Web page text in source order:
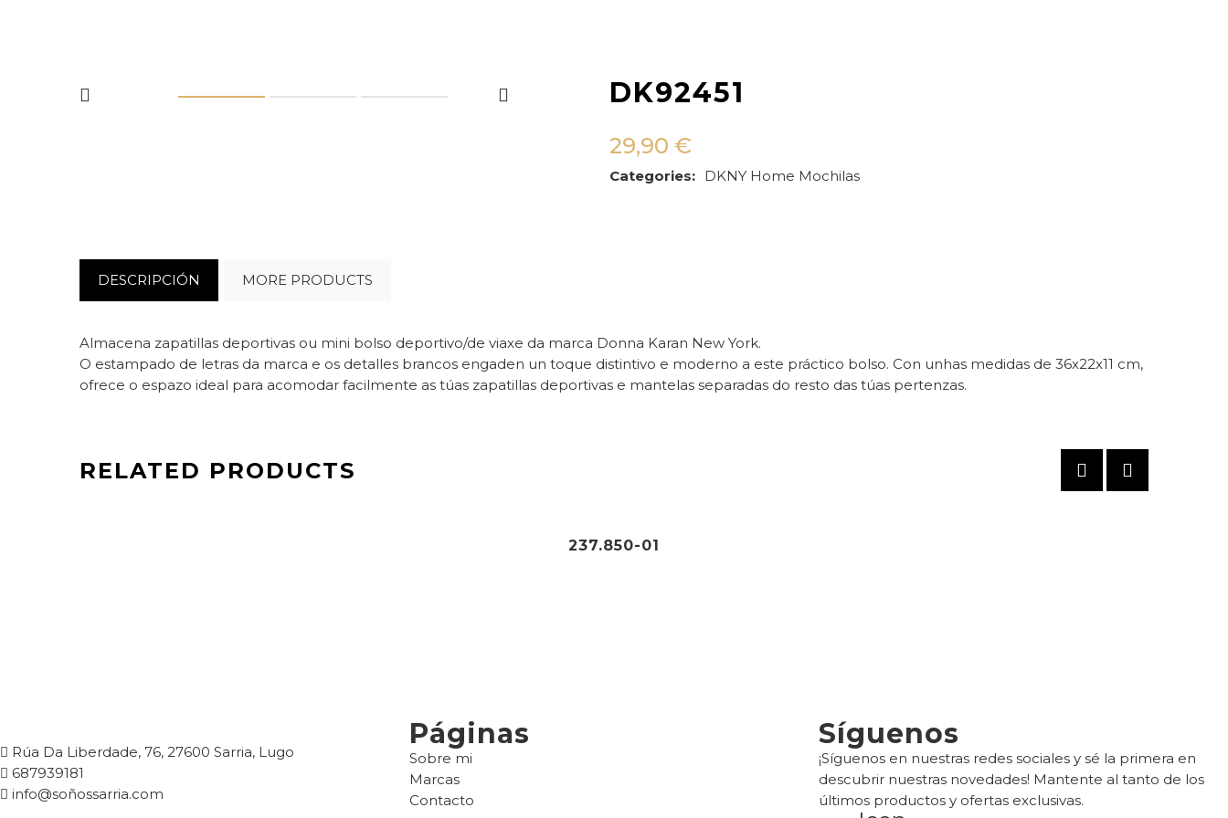
DK92451
29,90 €
Categories: DKNY Home Mochilas
DESCRIPCIÓN MORE PRODUCTS
Almacena zapatillas deportivas ou mini bolso deportivo/de viaxe da marca Donna Karan New York.
O estampado de letras da marca e os detalles brancos engaden un toque distintivo e moderno a este práctico bolso. Con unhas medidas de 36x22x11 cm,
ofrece o espazo ideal para acomodar facilmente as túas zapatillas deportivas e mantelas separadas do resto das túas pertenzas.
RELATED PRODUCTS
237.850-01
Rúa Da Liberdade, 76, 27600 Sarria, Lugo
687939181
info@soñossarria.com
Páginas
Sobre mi
Marcas
Contacto
Síguenos
¡Síguenos en nuestras redes sociales y sé la primera en
descubrir nuestras novedades! Mantente al tanto de los
últimos productos y ofertas exclusivas.